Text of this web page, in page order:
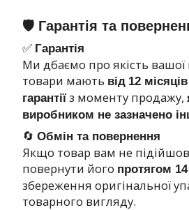
🛡 Гарантія та
✅ Гарантія
Ми дбаємо про якість вашої
товари мають від 12
гарантії з моменту продажу,
виробником не зазначено
🔄 Обмін та повернення
Якщо товар вам не
повернути його протягом
збереження оригінальної
товарного вигляду.